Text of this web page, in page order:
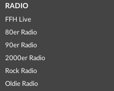
RADIO
FFH Live
80er Radio
90er Radio
2000er Radio
Rock Radio
Oldie Radio